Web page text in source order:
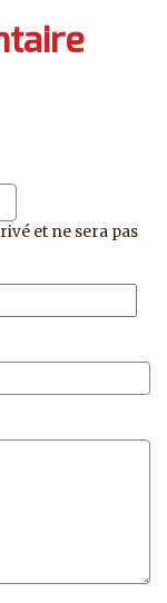
et ne sera pas